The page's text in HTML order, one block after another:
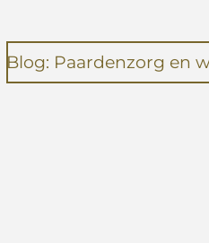
Blog: Paardenzorg en